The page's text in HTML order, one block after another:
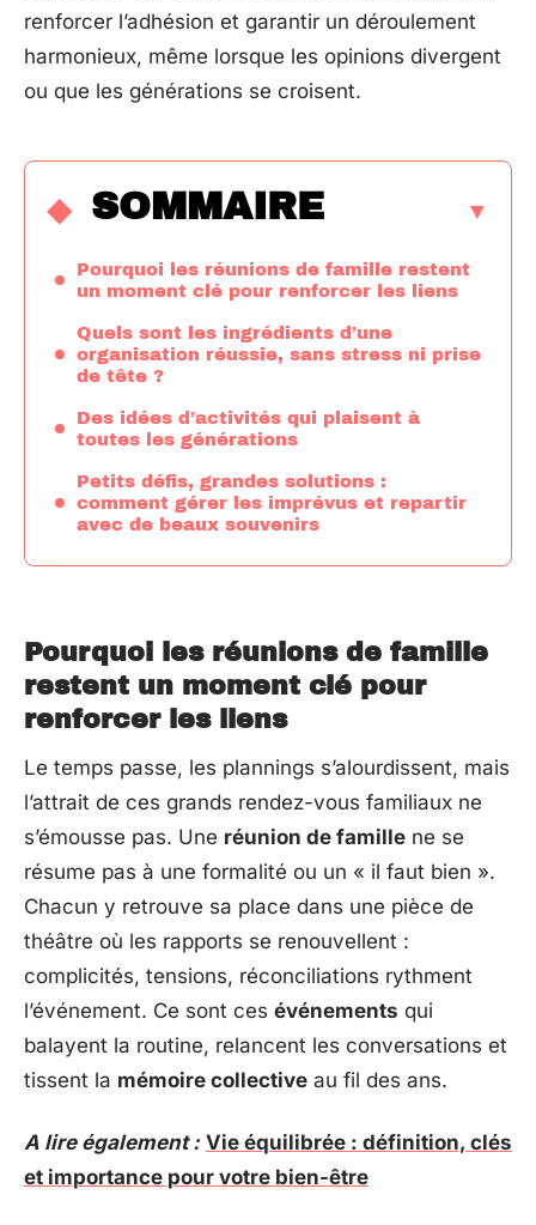
renforcer l’adhésion et garantir un déroulement
harmonieux, même lorsque les opinions divergent
ou que les générations se croisent.
SOMMAIRE
Pourquoi les réunions de famille restent
un moment clé pour renforcer les liens
Quels sont les ingrédients d’une
organisation réussie, sans stress ni prise
de tête ?
Des idées d’activités qui plaisent à
toutes les générations
Petits défis, grandes solutions :
comment gérer les imprévus et repartir
avec de beaux souvenirs
Pourquoi les réunions de famille
restent un moment clé pour
renforcer les liens
Le temps passe, les plannings s’alourdissent, mais
l’attrait de ces grands rendez-vous familiaux ne
s’émousse pas. Une réunion de famille ne se
résume pas à une formalité ou un « il faut bien ».
Chacun y retrouve sa place dans une pièce de
théâtre où les rapports se renouvellent :
complicités, tensions, réconciliations rythment
l’événement. Ce sont ces événements qui
balayent la routine, relancent les conversations et
tissent la mémoire collective au fil des ans.
A lire également : Vie équilibrée : définition, clés
et importance pour votre bien-être